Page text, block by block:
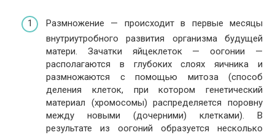
Размножение — происходит в первые месяцы
внутриутробного развития организма будущей
матери. Зачатки яйцеклеток — оогонии —
располагаются в глубоких слоях яичника и
размножаются с помощью митоза (способ
деления клеток, при котором генетический
материал (хромосомы) распределяется поровну
между новыми (дочерними) клетками). В
результате из оогоний образуется несколько